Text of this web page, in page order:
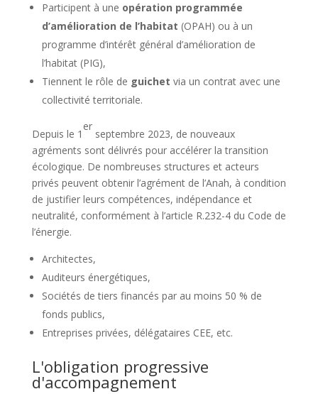
Participent à une opération programmée
d’amélioration de l’habitat (OPAH) ou à un
programme d’intérêt général d’amélioration de
l’habitat (PIG),
Tiennent le rôle de guichet via un contrat avec une
collectivité territoriale.
Depuis le 1
er
septembre 2023, de nouveaux
agréments sont délivrés pour accélérer la transition
écologique. De nombreuses structures et acteurs
privés peuvent obtenir l’agrément de l’Anah, à condition
de justifier leurs compétences, indépendance et
neutralité, conformément à l’article R.232-4 du Code de
l’énergie.
Architectes,
Auditeurs énergétiques,
Sociétés de tiers financés par au moins 50 % de
fonds publics,
Entreprises privées, délégataires CEE, etc.
L'obligation progressive
d'accompagnement